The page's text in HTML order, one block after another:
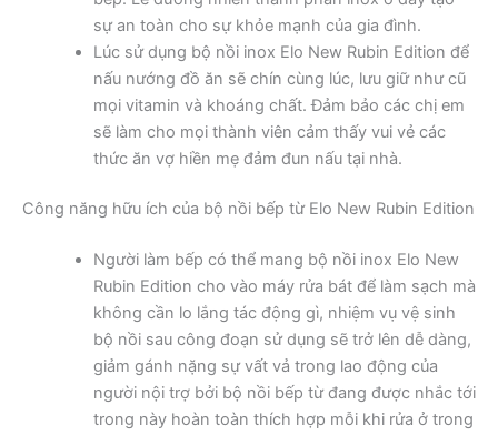
sự an toàn cho sự khỏe mạnh của gia đình.
Lúc sử dụng bộ nồi inox Elo New Rubin Edition để
nấu nướng đồ ăn sẽ chín cùng lúc, lưu giữ như cũ
mọi vitamin và khoáng chất. Đảm bảo các chị em
sẽ làm cho mọi thành viên cảm thấy vui vẻ các
thức ăn vợ hiền mẹ đảm đun nấu tại nhà.
Công năng hữu ích của bộ nồi bếp từ Elo New Rubin Edition
Người làm bếp có thể mang bộ nồi inox Elo New
Rubin Edition cho vào máy rửa bát để làm sạch mà
không cần lo lắng tác động gì, nhiệm vụ vệ sinh
bộ nồi sau công đoạn sử dụng sẽ trở lên dễ dàng,
giảm gánh nặng sự vất vả trong lao động của
người nội trợ bởi bộ nồi bếp từ đang được nhắc tới
trong này hoàn toàn thích hợp mỗi khi rửa ở trong